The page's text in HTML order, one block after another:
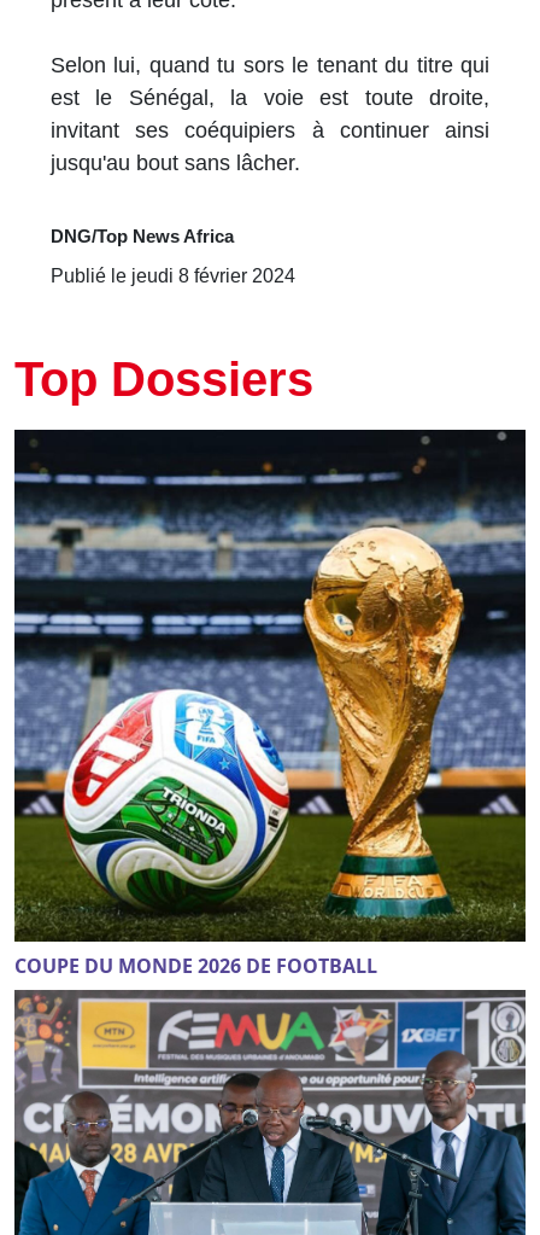
Selon lui, quand tu sors le tenant du titre qui
est le Sénégal, la voie est toute droite,
invitant ses coéquipiers à continuer ainsi
jusqu'au bout sans lâcher.
DNG/Top News Africa
Publié le jeudi 8 février 2024
Top Dossiers
COUPE DU MONDE 2026 DE FOOTBALL